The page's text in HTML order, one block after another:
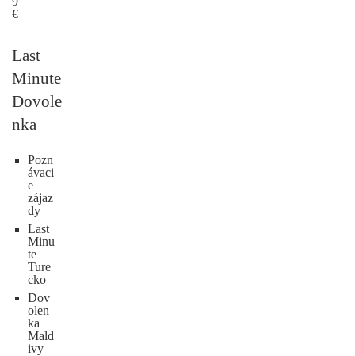
€
Last
Minute
Dovole
nka
Pozn
ávaci
e
zájaz
dy
Last
Minu
te
Ture
cko
Dov
olen
ka
Mald
ivy